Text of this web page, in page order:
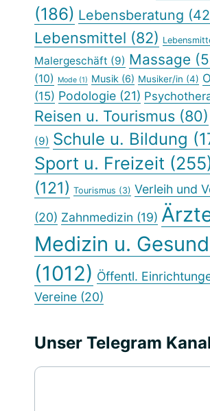
(186) Lebensberatung
Lebensmittel (82)
Malergeschäft (9) Massage
(10)
Mode (1) Musik (6) Musiker/in (4)
(15) Podologie (21)
Reisen u. Tourismus (80)
(9) Schule u. Bildung
Sport u. Freizeit
(121) Tourismus (3) Verleih und
(20) Zahnmedizin (19)
Medizin u.
(1012) Öffentl.
Vereine (20)
Unser Telegram Kanal